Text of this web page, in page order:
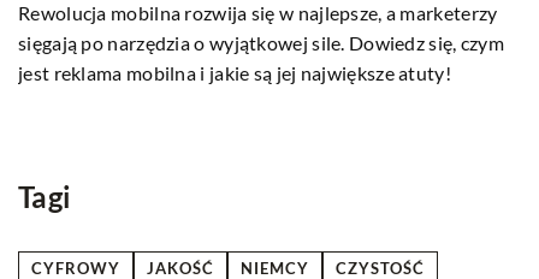
Rewolucja mobilna rozwija się w najlepsze, a marketerzy
sięgają po narzędzia o wyjątkowej sile. Dowiedz się, czym
jest reklama mobilna i jakie są jej największe atuty!
Tagi
CYFROWY JAKOŚĆ NIEMCY
CZYSTOŚĆ